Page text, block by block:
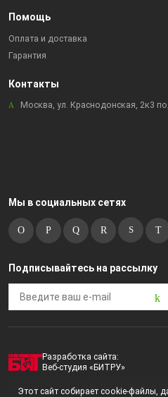
Помощь
Оплата и доставка
Гарантия
Контакты
Москва, ул. Краснодонская, 2к3
Мы в социальных сетях
Подписывайтесь на рассылку
Разработка сайта:
Веб-студия «БИТРУ»
2023 © i-market |
Пользовательское
Этот сайт собирает cookie-файлы,